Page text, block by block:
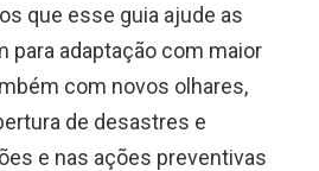
que esse guia ajude as
para adaptação com maior
com novos olhares,
de desastres e
e nas ações preventivas